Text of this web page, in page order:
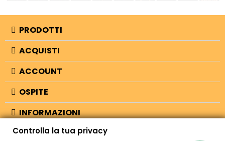
PRODOTTI
ACQUISTI
ACCOUNT
OSPITE
INFORMAZIONI
NEGOZIO
Controlla la tua privacy